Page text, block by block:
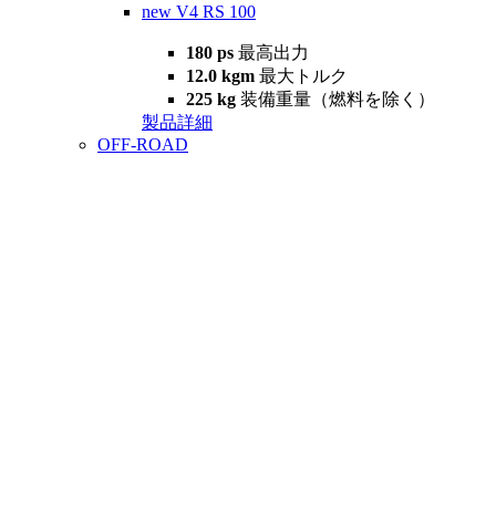
new V4 RS 100
180 ps 最高出力
12.0 kgm 最大トルク
225 kg 装備重量（燃料を除く）
製品詳細
OFF-ROAD